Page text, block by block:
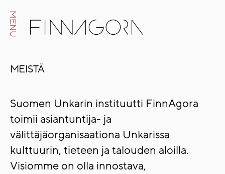
MENU
MEISTÄ
Suomen Unkarin instituutti FinnAgora
toimii asiantuntija- ja
välittäjäorganisaationa Unkarissa
kulttuurin, tieteen ja talouden aloilla.
Visiomme on olla innostava,